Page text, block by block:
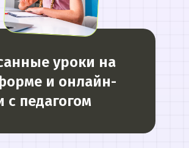
уроки на
и онлайн-
с педагогом